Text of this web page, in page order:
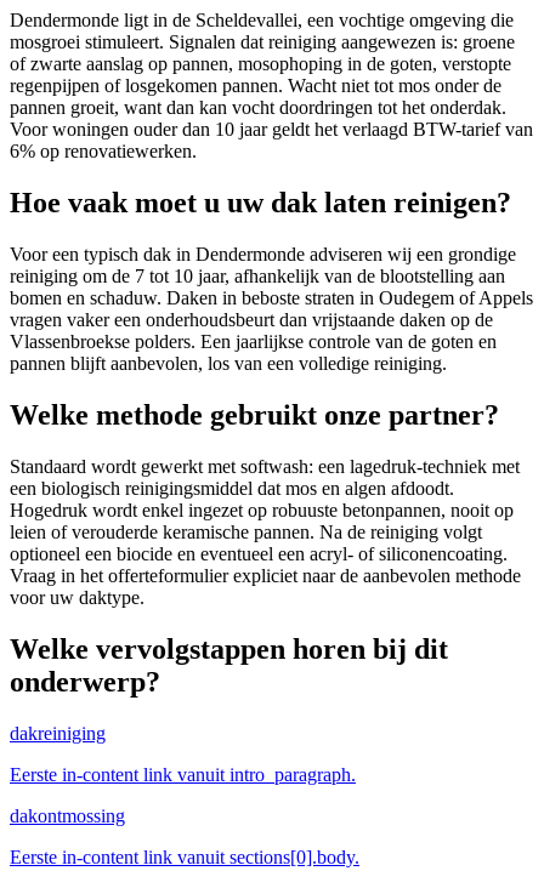
Dendermonde ligt in de Scheldevallei, een vochtige omgeving die
mosgroei stimuleert. Signalen dat reiniging aangewezen is: groene
of zwarte aanslag op pannen, mosophoping in de goten, verstopte
regenpijpen of losgekomen pannen. Wacht niet tot mos onder de
pannen groeit, want dan kan vocht doordringen tot het onderdak.
Voor woningen ouder dan 10 jaar geldt het verlaagd BTW-tarief van
6% op renovatiewerken.
Hoe vaak moet u uw dak laten reinigen?
Voor een typisch dak in Dendermonde adviseren wij een grondige
reiniging om de 7 tot 10 jaar, afhankelijk van de blootstelling aan
bomen en schaduw. Daken in beboste straten in Oudegem of Appels
vragen vaker een onderhoudsbeurt dan vrijstaande daken op de
Vlassenbroekse polders. Een jaarlijkse controle van de goten en
pannen blijft aanbevolen, los van een volledige reiniging.
Welke methode gebruikt onze partner?
Standaard wordt gewerkt met softwash: een lagedruk-techniek met
een biologisch reinigingsmiddel dat mos en algen afdoodt.
Hogedruk wordt enkel ingezet op robuuste betonpannen, nooit op
leien of verouderde keramische pannen. Na de reiniging volgt
optioneel een biocide en eventueel een acryl- of siliconencoating.
Vraag in het offerteformulier expliciet naar de aanbevolen methode
voor uw daktype.
Welke vervolgstappen horen bij dit
onderwerp?
dakreiniging
Eerste in-content link vanuit intro_paragraph.
dakontmossing
Eerste in-content link vanuit sections[0].body.